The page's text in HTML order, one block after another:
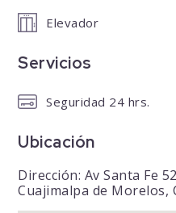
Elevador
Servicios
Seguridad 24 hrs.
Ubicación
Dirección: Av Santa Fe
Cuajimalpa de Morelos,